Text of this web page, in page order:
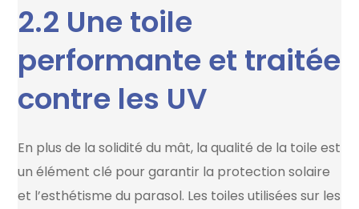
2.2 Une toile
performante et traitée
contre les UV
En plus de la solidité du mât, la qualité de la toile est
un élément clé pour garantir la protection solaire
et l’esthétisme du parasol. Les toiles utilisées sur les